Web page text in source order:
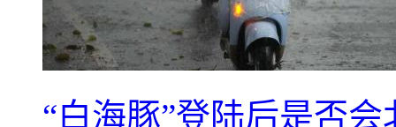
“白海豚”登陆后是否